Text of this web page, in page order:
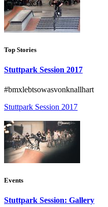
Top Stories
Stuttpark Session 2017
#bmxlebtsowasvonknallhart
Stuttpark Session 2017
Events
Stuttpark Session: Gallery